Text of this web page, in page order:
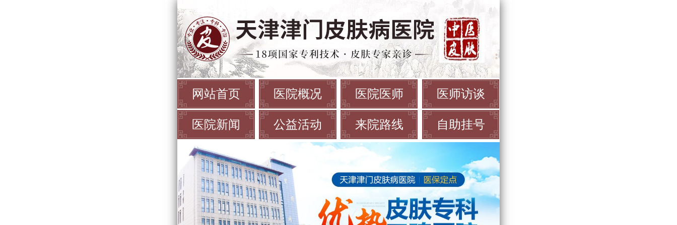
网站首页 医院概况 医院医师 医师访谈
医院新闻 公益活动 来院路线 自助挂号